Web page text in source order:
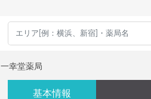
一幸堂薬局
基本情報